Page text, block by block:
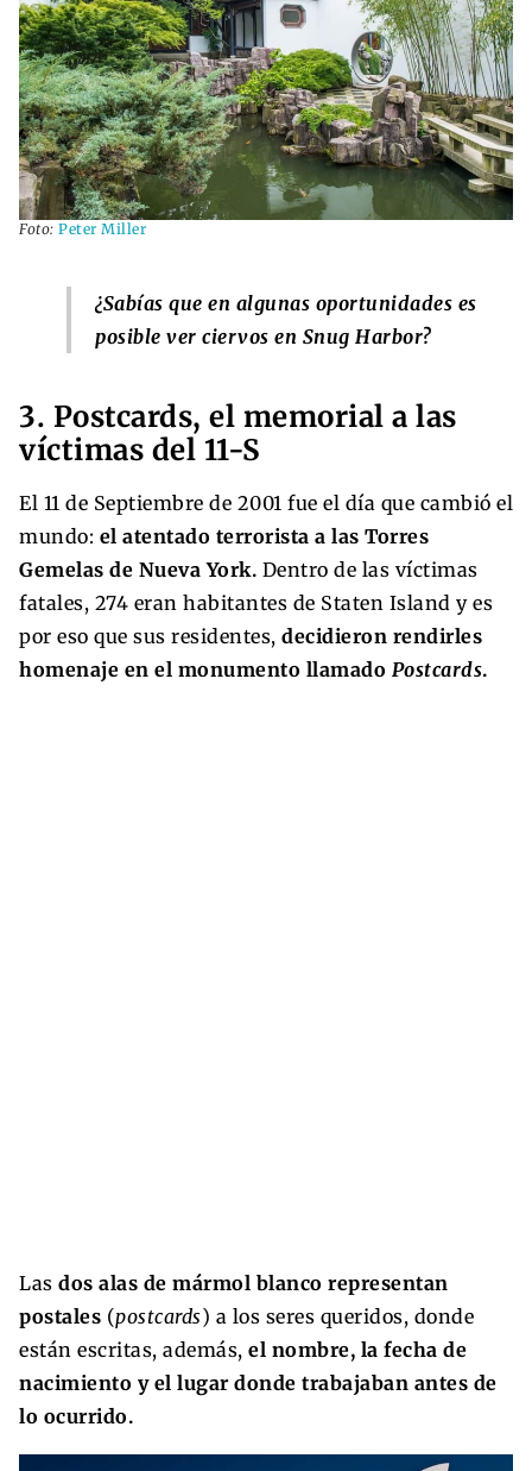
Foto: Peter Miller
¿Sabías que en algunas oportunidades es
posible ver ciervos en Snug Harbor?
3. Postcards, el memorial a las
víctimas del 11-S
El 11 de Septiembre de 2001 fue el día que cambió el
mundo: el atentado terrorista a las Torres
Gemelas de Nueva York. Dentro de las víctimas
fatales, 274 eran habitantes de Staten Island y es
por eso que sus residentes, decidieron rendirles
homenaje en el monumento llamado Postcards.
Las dos alas de mármol blanco representan
postales (postcards) a los seres queridos, donde
están escritas, además, el nombre, la fecha de
nacimiento y el lugar donde trabajaban antes de
lo ocurrido.